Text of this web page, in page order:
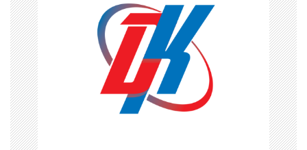
i
g
a
t
i